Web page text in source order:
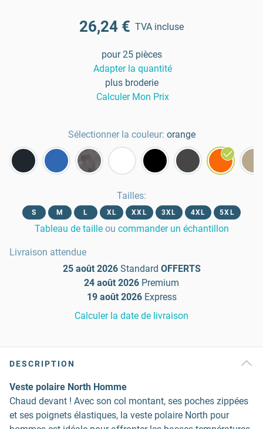
26,24 € TVA incluse
pour 25 pièces
Adapter la quantité
plus broderie
Calculer Mon Prix
Sélectionner la couleur: orange
Tailles:
S M L XL XXL 3XL 4XL 5XL
Tableau de taille ou commander un échantillon
Livraison attendue
25 août 2026 Standard OFFERTS
24 août 2026 Premium
19 août 2026 Express
Calculer la date de livraison
DESCRIPTION
Veste polaire North Homme
Chaud devant ! Avec son col montant, ses poches zippées
et ses poignets élastiques, la veste polaire North pour